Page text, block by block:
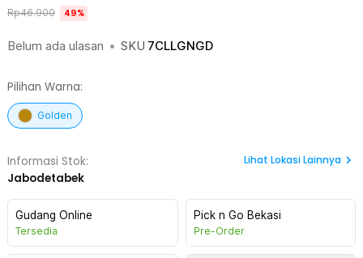
Belum ada ulasan • SKU 7CLLGNGD
Rp46.900 49%
Pilihan Warna:
Golden
Informasi Stok:
Jabodetabek
Lihat Lokasi Lainnya
Gudang Online
Tersedia
Pick n Go Bekasi
Pre-Order